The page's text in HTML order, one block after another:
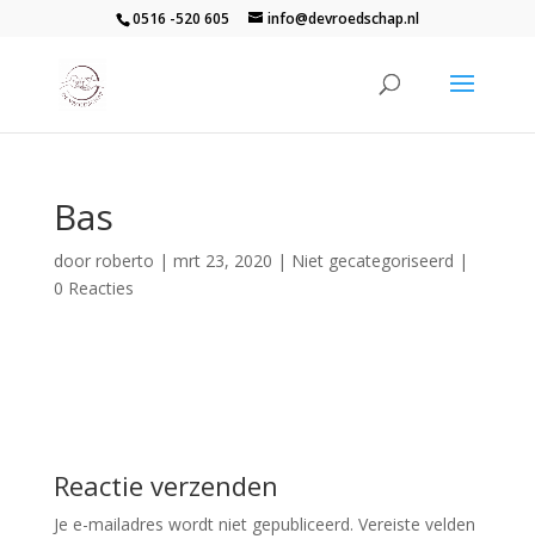
0516 -520 605 info@devroedschap.nl
Bas
door roberto | mrt 23, 2020 | Niet gecategoriseerd |
0 Reacties
Reactie verzenden
Je e-mailadres wordt niet gepubliceerd. Vereiste velden